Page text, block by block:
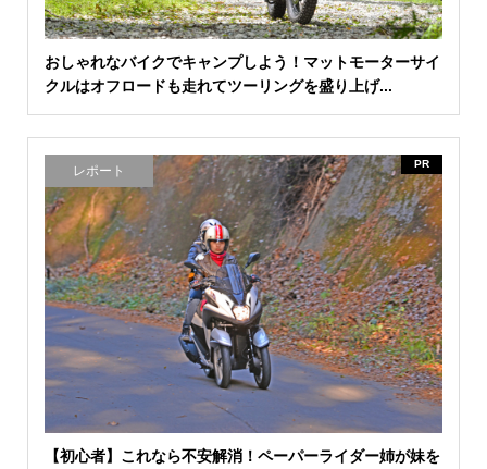
おしゃれなバイクでキャンプしよう！マットモーターサイ
クルはオフロードも走れてツーリングを盛り上げ...
レポート PR
【初心者】これなら不安解消！ペーパーライダー姉が妹を